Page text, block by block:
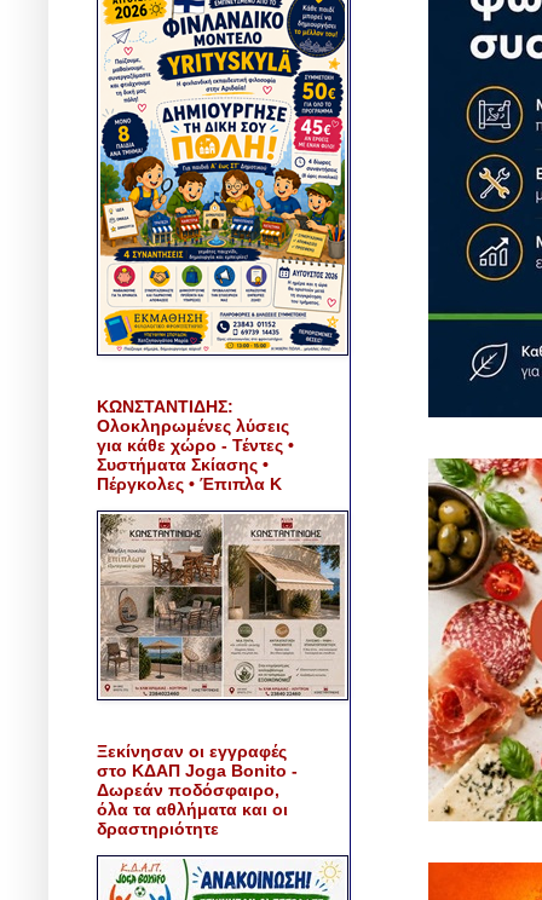
ΚΩΝΣΤΑΝΤΙΔΗΣ:
Ολοκληρωμένες λύσεις
για κάθε χώρο - Τέντες •
Συστήματα Σκίασης •
Πέργκολες • Έπιπλα Κ
Ξεκίνησαν οι εγγραφές
στο ΚΔΑΠ Joga Bonito -
Δωρεάν ποδόσφαιρο,
όλα τα αθλήματα και οι
δραστηριότητε